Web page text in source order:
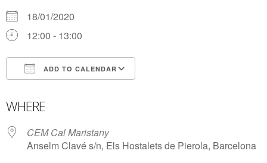
18/01/2020
12:00 - 13:00
ADD TO CALENDAR
WHERE
CEM Cal Maristany
Anselm Clavé s/n, Els Hostalets de Pierola, Barcelona